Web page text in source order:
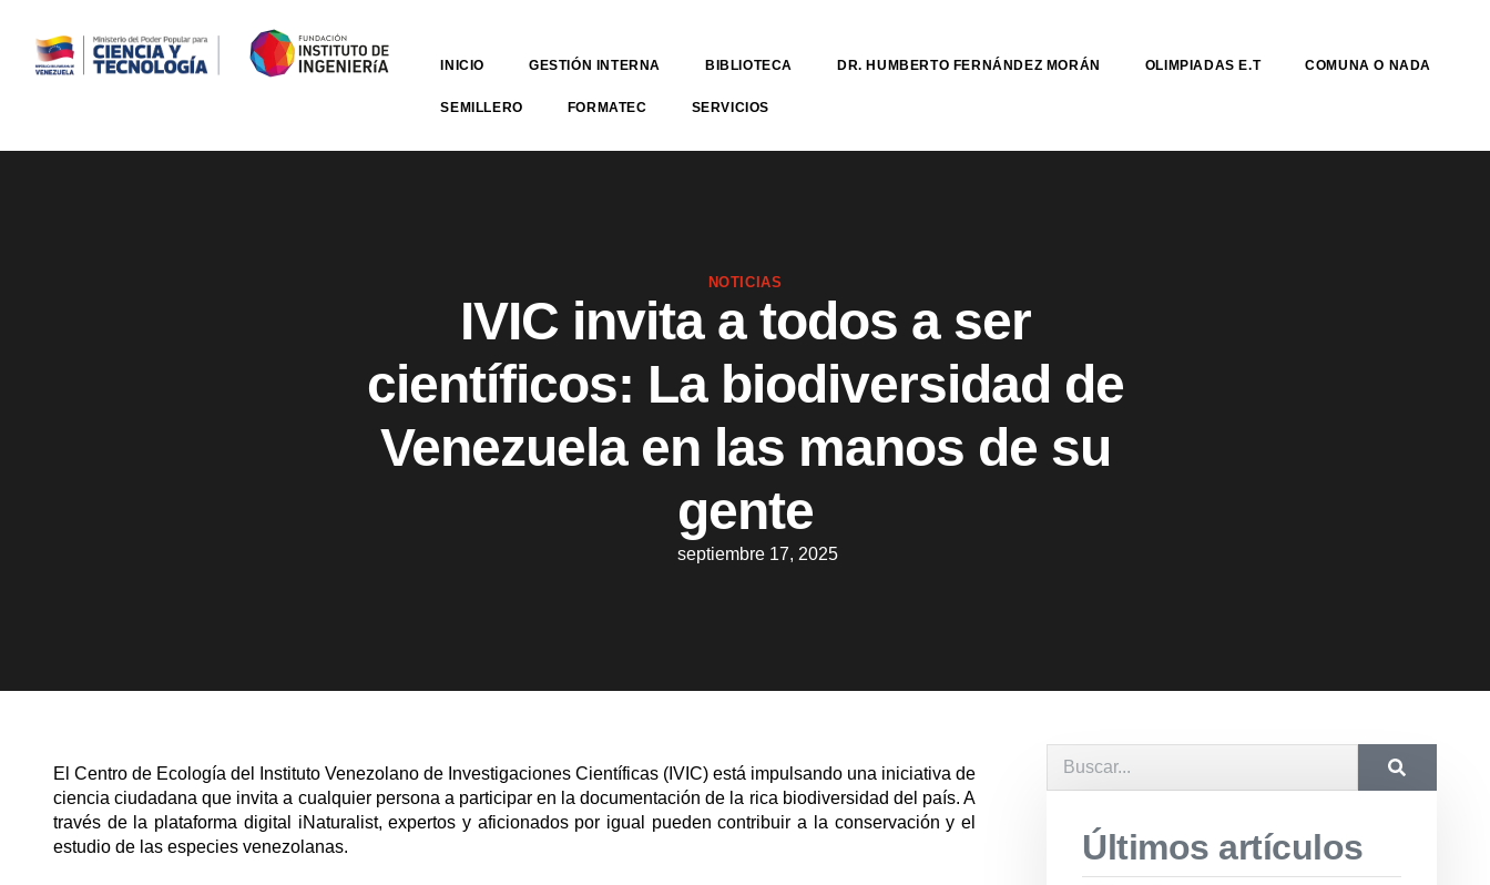
INICIO GESTIÓN INTERNA BIBLIOTECA DR. HUMBERTO FERNÁNDEZ MORÁN OLIMPIADAS E.T COMUNA O NADA
SEMILLERO FORMATEC SERVICIOS
NOTICIAS
IVIC invita a todos a ser
científicos: La biodiversidad de
Venezuela en las manos de su
gente
septiembre 17, 2025
El Centro de Ecología del Instituto Venezolano de Investigaciones Científicas (IVIC) está impulsando una iniciativa de
ciencia ciudadana que invita a cualquier persona a participar en la documentación de la rica biodiversidad del país. A
través de la plataforma digital iNaturalist, expertos y aficionados por igual pueden contribuir a la conservación y el
estudio de las especies venezolanas.
Últimos artículos